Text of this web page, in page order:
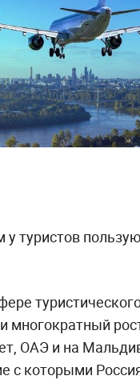
у туристов
многократный
ОАЭ и на
с которыми